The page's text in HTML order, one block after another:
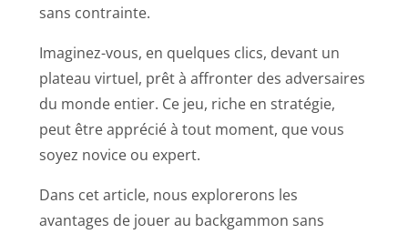
sans contrainte.
Imaginez-vous, en quelques clics, devant un
plateau virtuel, prêt à affronter des adversaires
du monde entier. Ce jeu, riche en stratégie,
peut être apprécié à tout moment, que vous
soyez novice ou expert.
Dans cet article, nous explorerons les
avantages de jouer au backgammon sans